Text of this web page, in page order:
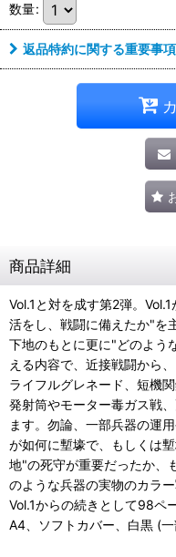
数量:
返品特約に関する重要事項
商品詳細
Vol.1と対を成す第2弾。
活をし、戦闘に備えたか"を
下地のもとに更に"どのよう
える内容で、近接戦闘から
ライフルグレネード、短機
発射筒やモーター毒ガス戦
ます。勿論、一部兵器の運
が如何に塹壕で、もしくは
地"の死守が重要だったか、
のような兵器の実物のカラ
Vol.1からの続きとして98ペ
A4、ソフトカバー、白黒 (